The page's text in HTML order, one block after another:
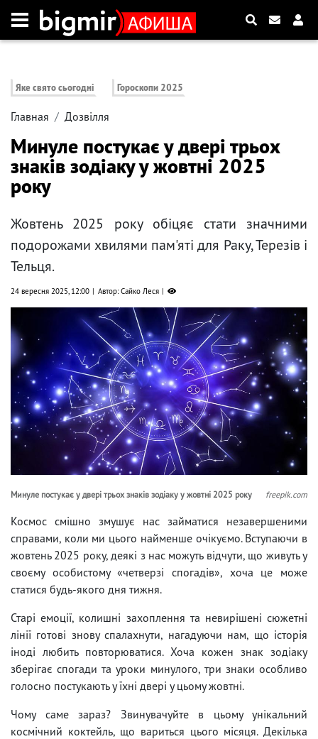
Яке свято сьогодні Гороскопи 2025
Главная Дозвілля
Минуле постукає у двері трьох
знаків зодіаку у жовтні 2025
року
Жовтень 2025 року обіцяє стати значними
подорожами хвилями пам'яті для Раку, Терезів і
Тельця.
24 вересня 2025, 12:00 Автор: Сайко Леся
Минуле постукає у двері трьох знаків зодіаку у жовтні 2025 року freepik.com
Космос смішно змушує нас займатися незавершеними
справами, коли ми цього найменше очікуємо. Вступаючи в
жовтень 2025 року, деякі з нас можуть відчути, що живуть у
своєму особистому «четверзі спогадів», хоча це може
статися будь-якого дня тижня.
Старі емоції, колишні захоплення та невирішені сюжетні
лінії готові знову спалахнути, нагадуючи нам, що історія
іноді любить повторюватися. Хоча кожен знак зодіаку
зберігає спогади та уроки минулого, три знаки особливо
голосно постукають у їхні двері у цьому жовтні.
Чому саме зараз? Звинувачуйте в цьому унікальний
космічний коктейль, що вариться цього місяця. Декілька